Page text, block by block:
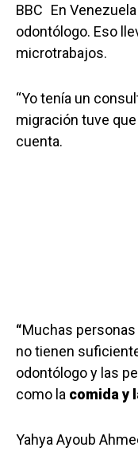
BBC En
odontólogo. Eso
microtrabajos.
“Yo tenía un
migración tuve
cuenta.
“Muchas
no tienen
odontólogo y las
como la comida y
Yahya Ayoub